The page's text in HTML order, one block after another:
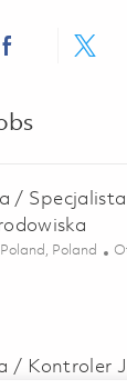
LinkedIn
Share via
/ Specjalista
Poland
/
/ Kontroler